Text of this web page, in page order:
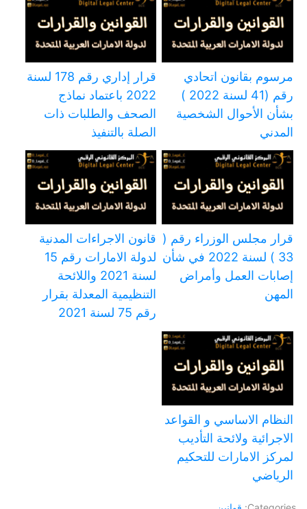
مرسوم بقانون اتحادي
رقم (41 لسنة 2022 )
بشأن الأحوال الشخصية
المدني
قرار إداري رقم 178 لسنة
2022 باعتماد نماذج
الصحف والطلبات ذات
الصلة بالتنفيذ
قرار مجلس الوزراء رقم (
33 ) لسنة 2022 في شأن
إصابات العمل وأمراض
المهن
قانون الاجراءات المدنية
لدولة الامارات رقم 15
لسنة 2021 واللائحة
التنظيمية المعدلة بقرار
رقم 75 لسنة 2021
النظام الاساسي و القواعد
الاجرائية ولائحة التأديب
لمركز الامارات للتحكيم
الرياضي